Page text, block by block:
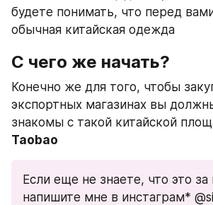
будете понимать, что перед
обычная китайская одежда
С чего же начать?
Конечно же для того, чтобы
экспортных магазинах вы
Taobao
Если еще не знаете, что это
напишите мне в инстаграм*